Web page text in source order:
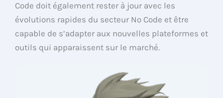
Code doit également rester à jour avec les
évolutions rapides du secteur No Code et être
capable de s’adapter aux nouvelles plateformes et
outils qui apparaissent sur le marché.